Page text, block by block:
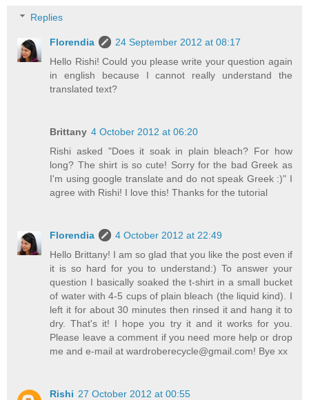
Replies
Florendia
24 September 2012 at 08:17
Hello Rishi! Could you please write your question again
in english because I cannot really understand the
translated text?
Brittany 4 October 2012 at 06:20
Rishi asked "Does it soak in plain bleach? For how
long? The shirt is so cute! Sorry for the bad Greek as
I'm using google translate and do not speak Greek :)" I
agree with Rishi! I love this! Thanks for the tutorial
Florendia
4 October 2012 at 22:49
Hello Brittany! I am so glad that you like the post even if
it is so hard for you to understand:) To answer your
question I basically soaked the t-shirt in a small bucket
of water with 4-5 cups of plain bleach (the liquid kind). I
left it for about 30 minutes then rinsed it and hang it to
dry. That's it! I hope you try it and it works for you.
Please leave a comment if you need more help or drop
me and e-mail atwardroberecycle@gmail.com! Bye xx
Rishi 27 October 2012 at 00:55